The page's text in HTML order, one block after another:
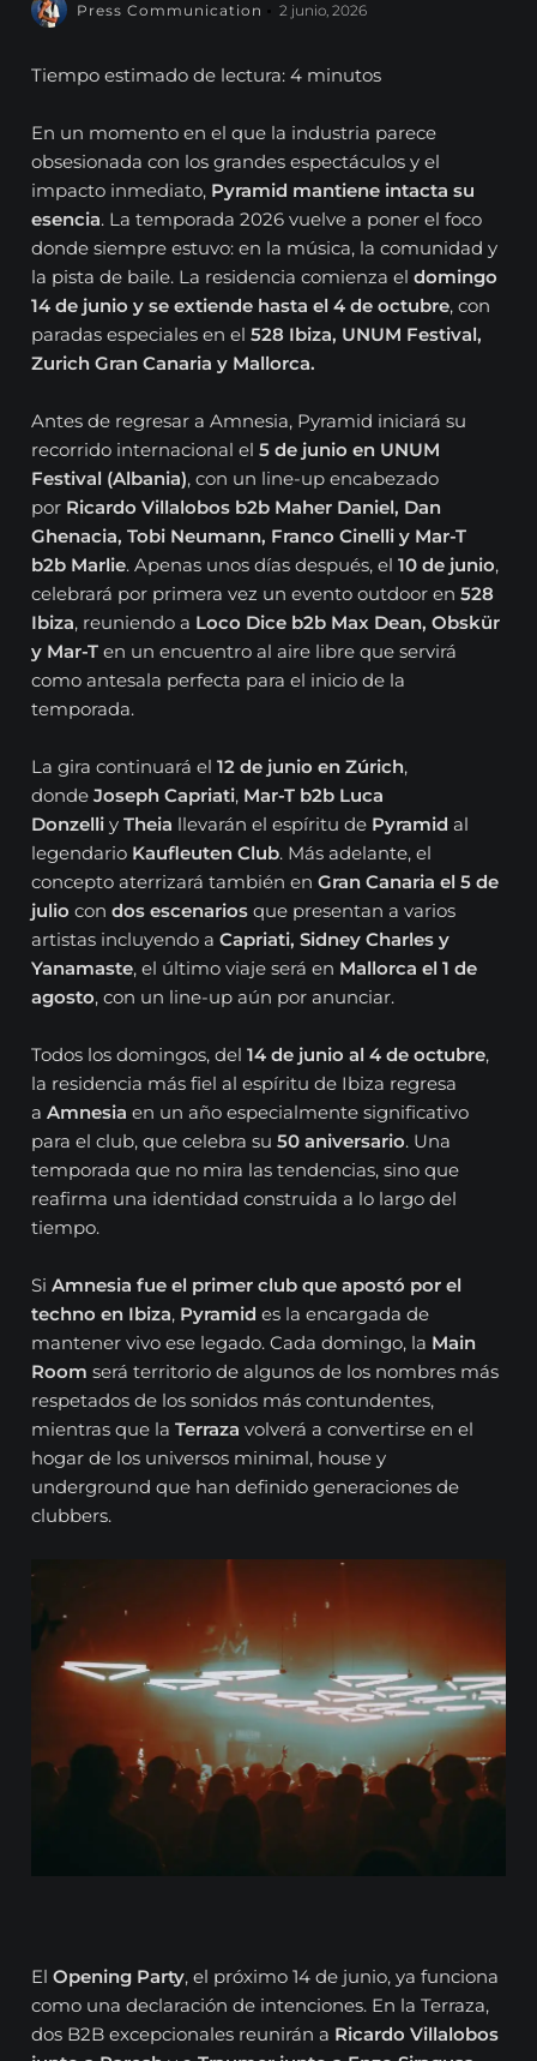
Press Communication 2 junio, 2026
Tiempo estimado de lectura: 4 minutos
En un momento en el que la industria parece
obsesionada con los grandes espectáculos y el
impacto inmediato, Pyramid mantiene intacta su
esencia. La temporada 2026 vuelve a poner el foco
donde siempre estuvo: en la música, la comunidad y
la pista de baile. La residencia comienza eldomingo
14 de junio y se extiende hasta el 4 de octubre, con
paradas especiales en el528 Ibiza, UNUM Festival,
Zurich Gran Canaria y Mallorca.
Antes de regresar a Amnesia, Pyramid iniciará su
recorrido internacional el5 de junio en UNUM
Festival (Albania), con un line-up encabezado
por Ricardo Villalobos b2b Maher Daniel, Dan
Ghenacia, Tobi Neumann, Franco Cinelli y Mar-T
b2b Marlie. Apenas unos días después, el10 de junio,
celebrará por primera vez un evento outdoor en528
Ibiza, reuniendo a Loco Dice b2b Max Dean, Obskür
y Mar-T en un encuentro al aire libre que servirá
como antesala perfecta para el inicio de la
temporada.
La gira continuará el12 de junio en Zúrich,
dondeJoseph Capriati, Mar-T b2b Luca
Donzelli yTheia llevarán el espíritu de Pyramid al
legendario Kaufleuten Club. Más adelante, el
concepto aterrizará también enGran Canaria el 5 de
juliocondos escenarios que presentan a varios
artistas incluyendo aCapriati, Sidney Charles y
Yanamaste, el último viaje será en Mallorca el 1 de
agosto, con un line-up aún por anunciar.
Todos los domingos, del14 de junio al 4 de octubre,
la residencia más fiel al espíritu de Ibiza regresa
aAmnesia en un año especialmente significativo
para el club, que celebra su50 aniversario. Una
temporada que no mira las tendencias, sino que
reafirma una identidad construida a lo largo del
tiempo.
SiAmnesia fue el primer club que apostó por el
techno en Ibiza, Pyramid es la encargada de
mantener vivo ese legado. Cada domingo, la Main
Room será territorio de algunos de los nombres más
respetados de los sonidos más contundentes,
mientras que laTerraza volverá a convertirse en el
hogar de los universos minimal, house y
underground que han definido generaciones de
clubbers.
ElOpening Party, el próximo 14 de junio, ya funciona
como una declaración de intenciones. En la Terraza,
dos B2B excepcionales reunirán a Ricardo Villalobos